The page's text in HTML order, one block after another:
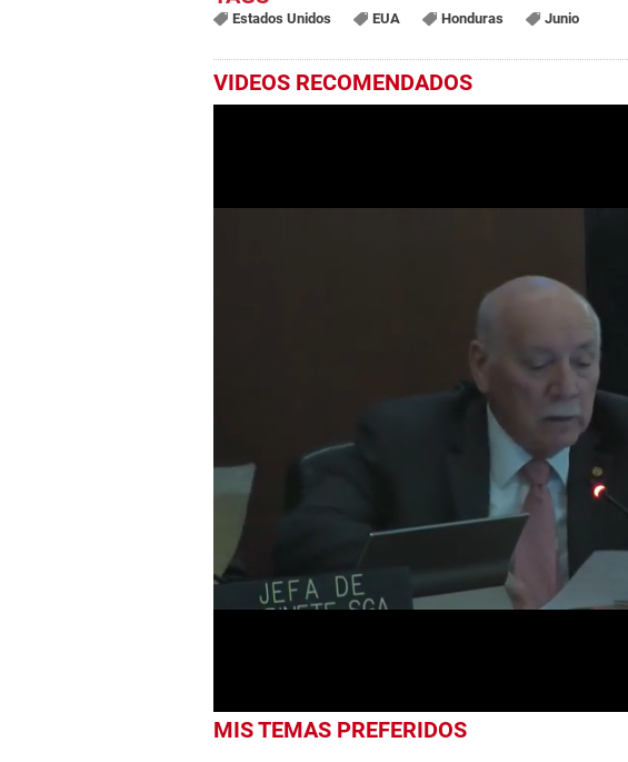
Estados Unidos EUA Honduras Junio
VIDEOS RECOMENDADOS
seconds
minute,
MIS TEMAS PREFERIDOS